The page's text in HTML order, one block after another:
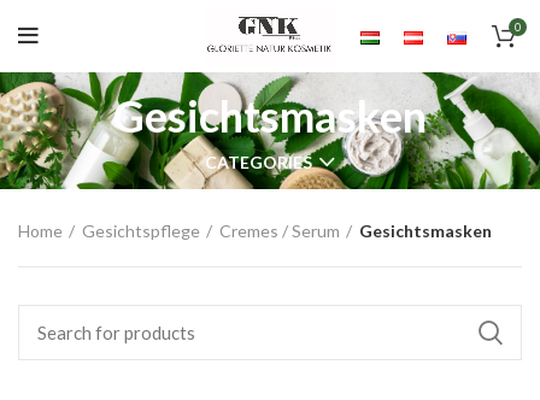
0
Gesichtsmasken
CATEGORIES
Home Gesichtspflege Cremes / Serum Gesichtsmasken